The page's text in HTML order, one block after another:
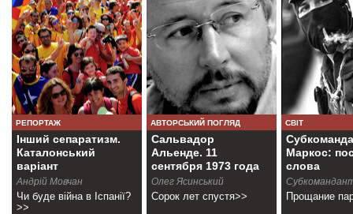
РЕПОРТАЖ
Інший сепаратизм.
Каталонський
варіант
Андрій Мовчан
Чи буде війна в Іспанії?
>>
АВТОРСЬКИЙ ПОГЛЯД
Сальвадор
Альенде. 11
сентября 1973 года
Олег Ясинський
Сорок лет спустя>>
СВІТ
Маркос:
слова
Прощание